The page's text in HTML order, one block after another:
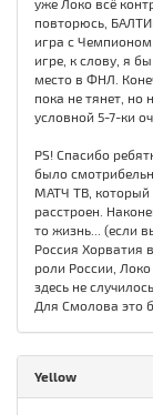
уже Локо всё
повторюсь,
игра с
игре, к слову, я
место в ФНЛ.
пока не тянет, но
условной 5-7-ки
PS! Спасибо
было
МАТЧ ТВ, который
расстроен.
то жизнь... (если
Россия Хорватия
роли России,
здесь не случилось.
Для Смолова
Yellow